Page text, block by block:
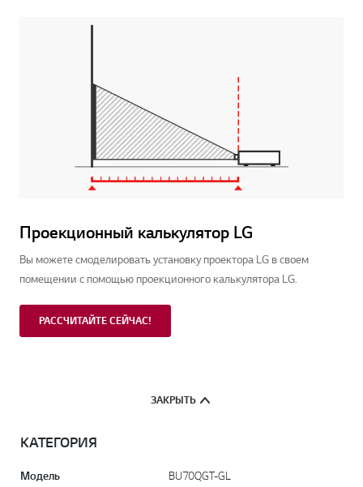
Проекционный калькулятор LG
Вы можете смоделировать установку проектора LG в своем
помещении с помощью проекционного калькулятора LG.
РАССЧИТАЙТЕ СЕЙЧАС!
ЗАКРЫТЬ
КАТЕГОРИЯ
Модель BU70QGT-GL